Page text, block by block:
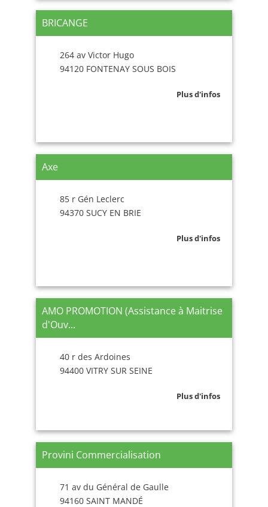
BRICANGE
264 av Victor Hugo
94120 FONTENAY SOUS BOIS
Plus d'infos
Axe
85 r Gén Leclerc
94370 SUCY EN BRIE
Plus d'infos
AMO PROMOTION (Assistance à Maitrise
d'Ouv...
40 r des Ardoines
94400 VITRY SUR SEINE
Plus d'infos
Provini Commercialisation
71 av du Général de Gaulle
94160 SAINT MANDÉ